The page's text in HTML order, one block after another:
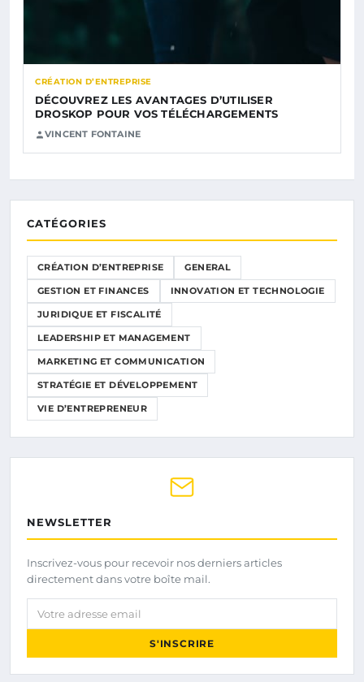
CRÉATION D’ENTREPRISE
DÉCOUVREZ LES AVANTAGES D’UTILISER
DROSKOP POUR VOS TÉLÉCHARGEMENTS
VINCENT FONTAINE
CATÉGORIES
CRÉATION D’ENTREPRISE GENERAL
GESTION ET FINANCES INNOVATION ET TECHNOLOGIE
JURIDIQUE ET FISCALITÉ
LEADERSHIP ET MANAGEMENT
MARKETING ET COMMUNICATION
STRATÉGIE ET DÉVELOPPEMENT
VIE D’ENTREPRENEUR
NEWSLETTER
Inscrivez-vous pour recevoir nos derniers articles
directement dans votre boîte mail.
Votre adresse email
S'INSCRIRE